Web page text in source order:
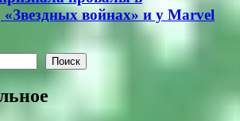
«Звездных войнах» и у Marvel
Поиск